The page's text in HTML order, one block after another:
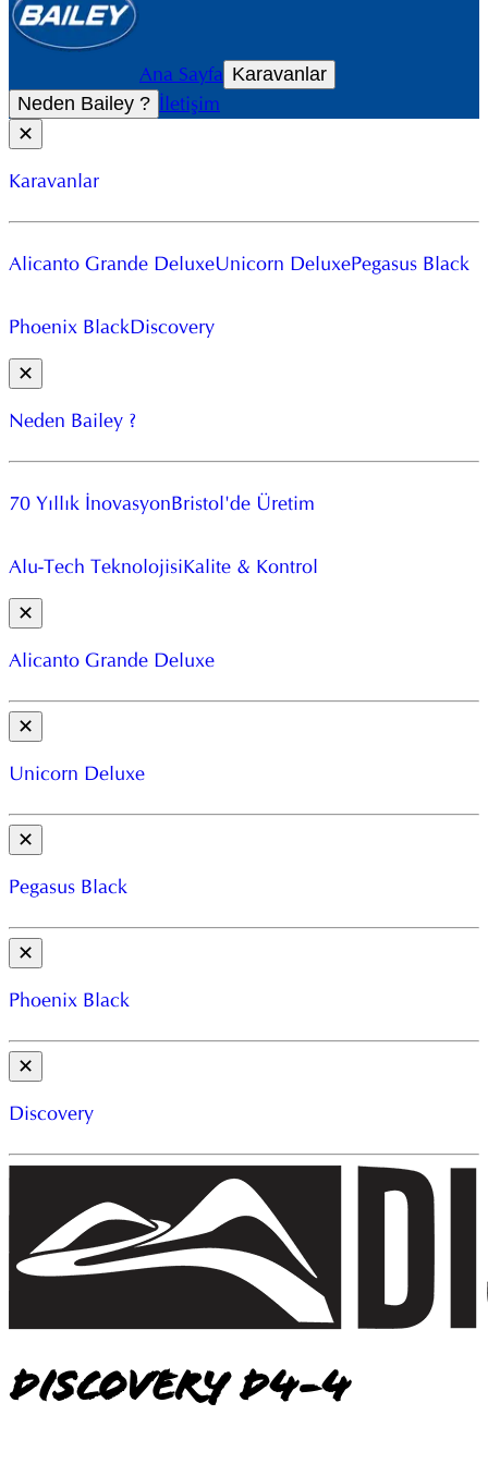
Ana Sayfa Karavanlar
Neden Bailey ? İletişim
✕
Karavanlar
Alicanto Grande DeluxeUnicorn DeluxePegasus Black
Phoenix BlackDiscovery
✕
Neden Bailey ?
70 Yıllık İnovasyonBristol'de Üretim
Alu-Tech TeknolojisiKalite & Kontrol
✕
Alicanto Grande Deluxe
✕
Unicorn Deluxe
✕
Pegasus Black
✕
Phoenix Black
✕
Discovery
Discovery D4-4